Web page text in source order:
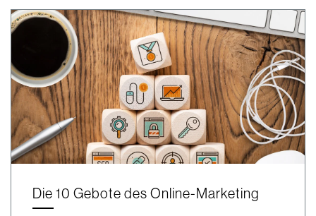
Die 10 Gebote des Online-Marketing